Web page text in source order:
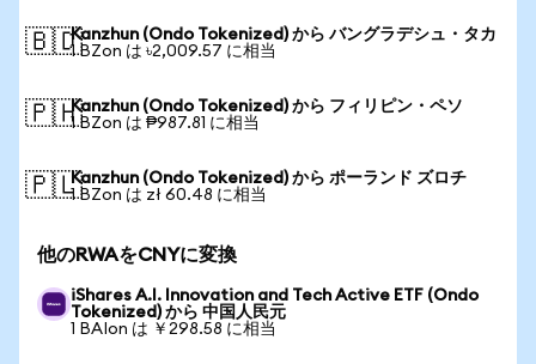
🇧🇩Kanzhun (Ondo Tokenized) から バングラデシュ・タカ
1 BZon は ৳2,009.57 に相当
🇵🇭Kanzhun (Ondo Tokenized) から フィリピン・ペソ
1 BZon は ₱987.81 に相当
🇵🇱Kanzhun (Ondo Tokenized) から ポーランド ズロチ
1 BZon は zł 60.48 に相当
他のRWAをCNYに変換
iShares A.I. Innovation and Tech Active ETF (Ondo
Tokenized) から 中国人民元
1 BAIon は ￥298.58 に相当